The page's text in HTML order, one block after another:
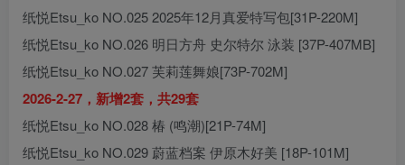
纸悦Etsu_ko NO.025 2025年12月真爱特写包[31P-220M]
纸悦Etsu_ko NO.026 明日方舟 史尔特尔 泳装 [37P-407MB]
纸悦Etsu_ko NO.027 芙莉莲舞娘[73P-702M]
2026-2-27，新增2套，共29套
纸悦Etsu_ko NO.028 椿 (鸣潮)[21P-74M]
纸悦Etsu_ko NO.029 蔚蓝档案 伊原木好美 [18P-101M]